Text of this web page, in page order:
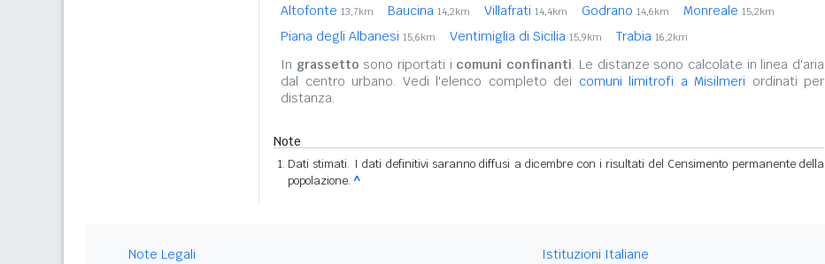
Altofonte 13,7km Baucina 14,2km Villafrati 14,4km Godrano 14,6km Monreale 15,2km
Piana degli Albanesi 15,6km Ventimiglia di Sicilia 15,9km Trabia 16,2km
In grassetto sono riportati i comuni confinanti. Le distanze sono calcolate in linea d'aria
dal centro urbano. Vedi l'elenco completo dei comuni limitrofi a Misilmeri ordinati per
distanza.
Note
Dati stimati. I dati definitivi saranno diffusi a dicembre con i risultati del Censimento permanente della
popolazione. ^
Note Legali Istituzioni Italiane